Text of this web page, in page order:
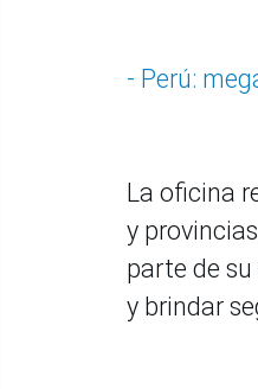
- Perú:
La oficina
y
parte de
y brindar